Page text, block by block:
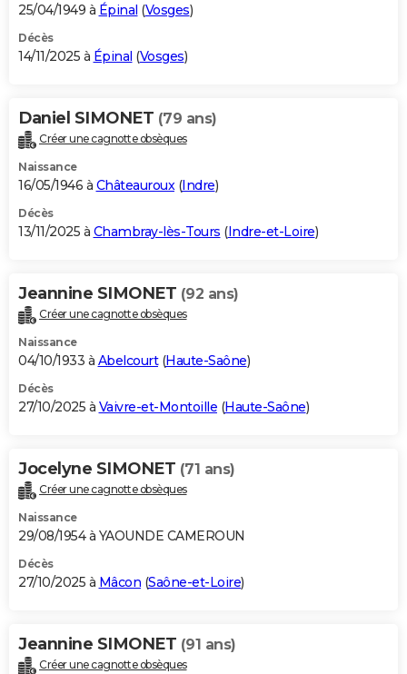
25/04/1949 à Épinal (Vosges)
Décès
14/11/2025 à Épinal (Vosges)
Daniel SIMONET (79 ans)
Créer une cagnotte obsèques
Naissance
16/05/1946 à Châteauroux(Indre)
Décès
13/11/2025 à Chambray-lès-Tours (Indre-et-Loire)
Jeannine SIMONET (92 ans)
Créer une cagnotte obsèques
Naissance
04/10/1933 à Abelcourt(Haute-Saône)
Décès
27/10/2025 à Vaivre-et-Montoille (Haute-Saône)
Jocelyne SIMONET (71 ans)
Créer une cagnotte obsèques
Naissance
29/08/1954 à YAOUNDE CAMEROUN
Décès
27/10/2025 à Mâcon (Saône-et-Loire)
Jeannine SIMONET (91 ans)
Créer une cagnotte obsèques